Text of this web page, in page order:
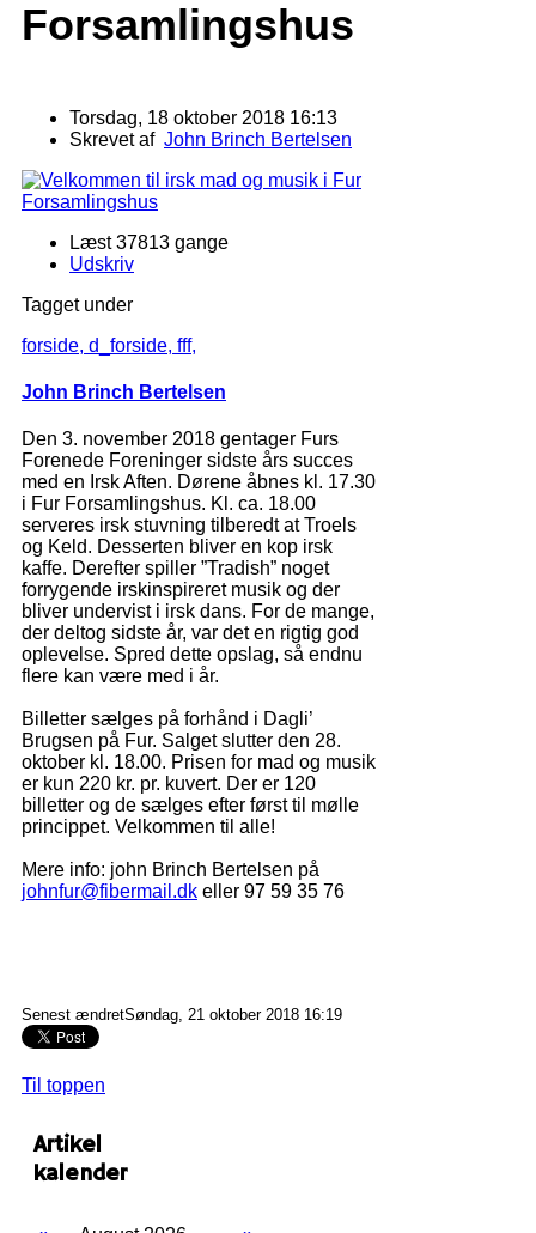
Forsamlingshus
Torsdag, 18 oktober 2018 16:13
Skrevet af John Brinch Bertelsen
Læst 37813 gange
Udskriv
Tagget under
forside, d_forside, fff,
John Brinch Bertelsen
Den 3. november 2018 gentager Furs
Forenede Foreninger sidste års succes
med en Irsk Aften. Dørene åbnes kl. 17.30
i Fur Forsamlingshus. Kl. ca. 18.00
serveres irsk stuvning tilberedt at Troels
og Keld. Desserten bliver en kop irsk
kaffe. Derefter spiller ”Tradish” noget
forrygende irskinspireret musik og der
bliver undervist i irsk dans. For de mange,
der deltog sidste år, var det en rigtig god
oplevelse. Spred dette opslag, så endnu
flere kan være med i år.
Billetter sælges på forhånd i Dagli’
Brugsen på Fur. Salget slutter den 28.
oktober kl. 18.00. Prisen for mad og musik
er kun 220 kr. pr. kuvert. Der er 120
billetter og de sælges efter først til mølle
princippet. Velkommen til alle!
Mere info: john Brinch Bertelsen på
johnfur@fibermail.dk eller 97 59 35 76
Senest ændretSøndag, 21 oktober 2018 16:19
Til toppen
Artikel
kalender